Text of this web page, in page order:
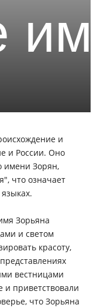
и
и России. Оно
имени Зорян,
что означает
Зорьяна
и светом
красоту,
вестницами
и приветствовали
что Зорьяна